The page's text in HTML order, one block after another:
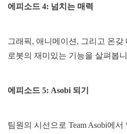
에피소드 4: 넘치는 매력
그래픽, 애니메이션, 그리고 온
로봇의 재미있는 기능을 살펴봅
에피소드 5: Asobi 되기
팀원의 시선으로 Team Asobi에